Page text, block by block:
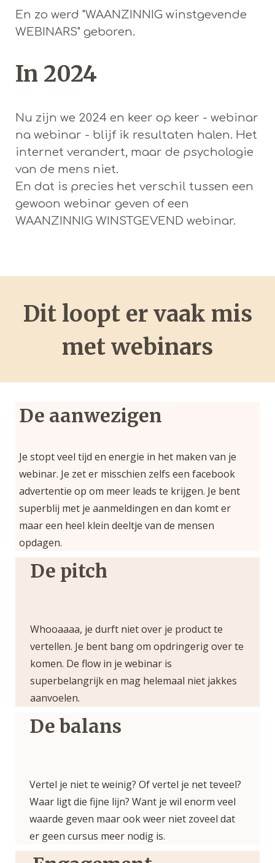
En zo werd "WAANZINNIG winstgevende
WEBINARS" geboren.
In 2024
Nu zijn we 2024 en keer op keer - webinar
na webinar - blijf ik resultaten halen. Het
internet verandert, maar de psychologie
van de mens niet.
En dat is precies het verschil tussen een
gewoon webinar geven of een
WAANZINNIG WINSTGEVEND webinar.
Dit loopt er vaak mis
met webinars
De aanwezigen
Je stopt veel tijd en energie in het maken van je
webinar. Je zet er misschien zelfs een facebook
advertentie op om meer leads te krijgen. Je bent
superblij met je aanmeldingen en dan komt er
maar een heel klein deeltje van de mensen
opdagen.
De pitch
Whooaaaa, je durft niet over je product te
vertellen. Je bent bang om opdringerig over te
komen. De flow in je webinar is
superbelangrijk en mag helemaal niet jakkes
aanvoelen.
De balans
Vertel je niet te weinig? Of vertel je net teveel?
Waar ligt die fijne lijn? Want je wil enorm veel
waarde geven maar ook weer niet zoveel dat
er geen cursus meer nodig is.